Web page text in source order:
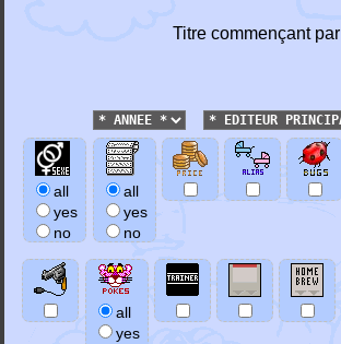
Titre commençant par
all
yes
no
all
yes
no
all
yes